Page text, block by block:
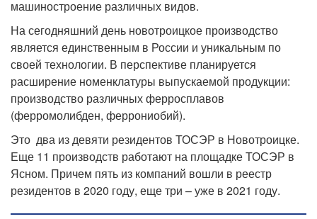
машиностроение различных видов.
На сегодняшний день новотроицкое производство
является единственным в России и уникальным по
своей технологии. В перспективе планируется
расширение номенклатуры выпускаемой продукции:
производство различных ферросплавов
(ферромолибден, феррониобий).
Это два из девяти резидентов ТОСЭР в Новотроицке.
Еще 11 производств работают на площадке ТОСЭР в
Ясном. Причем пять из компаний вошли в реестр
резидентов в 2020 году, еще три – уже в 2021 году.